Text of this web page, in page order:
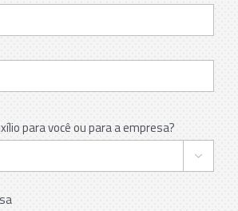
para você ou para a empresa?
